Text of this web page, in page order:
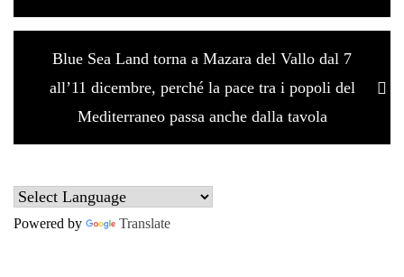
Next
post:
Blue Sea Land torna a Mazara del Vallo dal 7
all’11 dicembre, perché la pace tra i popoli del
Mediterraneo passa anche dalla tavola
Powered by Translate